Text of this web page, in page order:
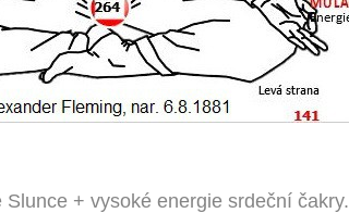
+ vysoké energie srdeční čakry.